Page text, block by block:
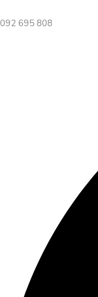
092 695 808